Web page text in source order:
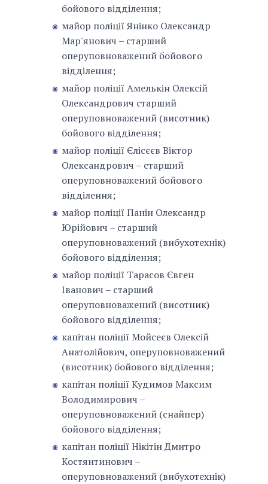
бойового відділення;
майор поліції Янінко Олександр
Мар'янович – старший
оперуповноважений бойового
відділення;
майор поліції Амелькін Олексій
Олександрович старший
оперуповноважений (висотник)
бойового відділення;
майор поліції Єлісєєв Віктор
Олександрович – старший
оперуповноважений бойового
відділення;
майор поліції Панін Олександр
Юрійович – старший
оперуповноважений (вибухотехнік)
бойового відділення;
майор поліції Тарасов Євген
Іванович – старший
оперуповноважений (висотник)
бойового відділення;
капітан поліції Мойсеєв Олексій
Анатолійович, оперуповноважений
(висотник) бойового відділення;
капітан поліції Кудимов Максим
Володимирович –
оперуповноважений (снайпер)
бойового відділення;
капітан поліції Нікітін Дмитро
Костянтинович –
оперуповноважений (вибухотехнік)